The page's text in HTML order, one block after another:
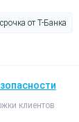
от Т-Банка
клиентов